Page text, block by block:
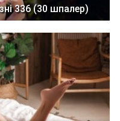
336 (30 шпалер)